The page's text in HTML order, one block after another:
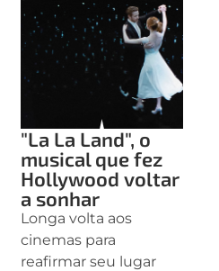
"La La Land", o
musical que fez
Hollywood voltar
a sonhar
Longa volta aos
cinemas para
reafirmar seu lugar